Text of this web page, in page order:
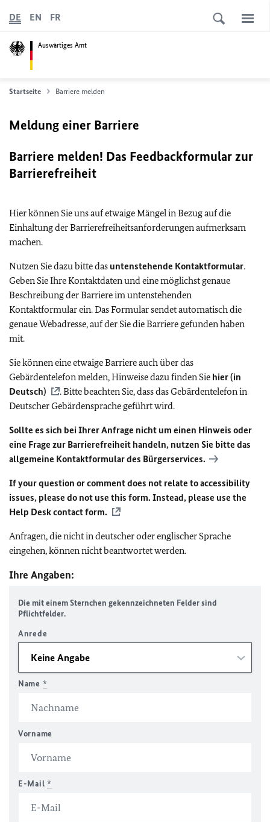
Auswärtiges Amt
DE EN FR
Startseite Barriere melden
Meldung einer Barriere
Barriere melden! Das Feedbackformular zur
Barrierefreiheit
Hier können Sie uns auf etwaige Mängel in Bezug auf die
Einhaltung der Barrierefreiheitsanforderungen aufmerksam
machen.
Nutzen Sie dazu bitte das untenstehende Kontaktformular.
Geben Sie Ihre Kontaktdaten und eine möglichst genaue
Beschreibung der Barriere im untenstehenden
Kontaktformular ein. Das Formular sendet automatisch die
genaue Webadresse, auf der Sie die Barriere gefunden haben
mit.
Sie können eine etwaige Barriere auch über das
Gebärdentelefon melden, Hinweise dazu finden Sie hier (in
Deutsch)
. Bitte beachten Sie, dass das Gebärdentelefon in
Deutscher Gebärdensprache geführt wird.
Sollte es sich bei Ihrer Anfrage nicht um einen Hinweis oder
eine Frage zur Barrierefreiheit handeln, nutzen Sie bitte das
allgemeine Kontaktformular des Bürgerservices.
If your question or comment does not relate to accessibility
issues, please do not use this form. Instead, please use the
Help Desk contact form.
Anfragen, die nicht in deutscher oder englischer Sprache
eingehen, können nicht beantwortet werden.
Ihre Angaben:
Die mit einem Sternchen gekennzeichneten Felder sind
Pflichtfelder.
Anrede
Name *
Vorname
E-Mail *